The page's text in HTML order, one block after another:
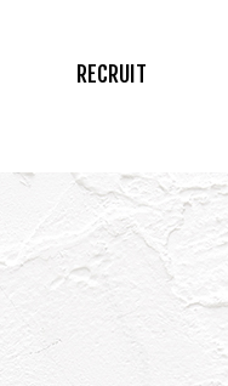
RECRUIT